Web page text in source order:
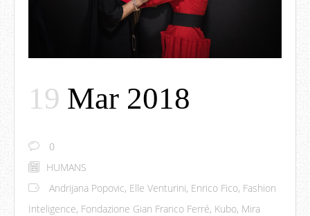
19 Mar 2018
0
HUMANS
Andrijana Popovic, Elle Venturini, Enrico Fico, Fashion
Inteligence, Fondazione Gian Franco Ferré, Kubo, Mira